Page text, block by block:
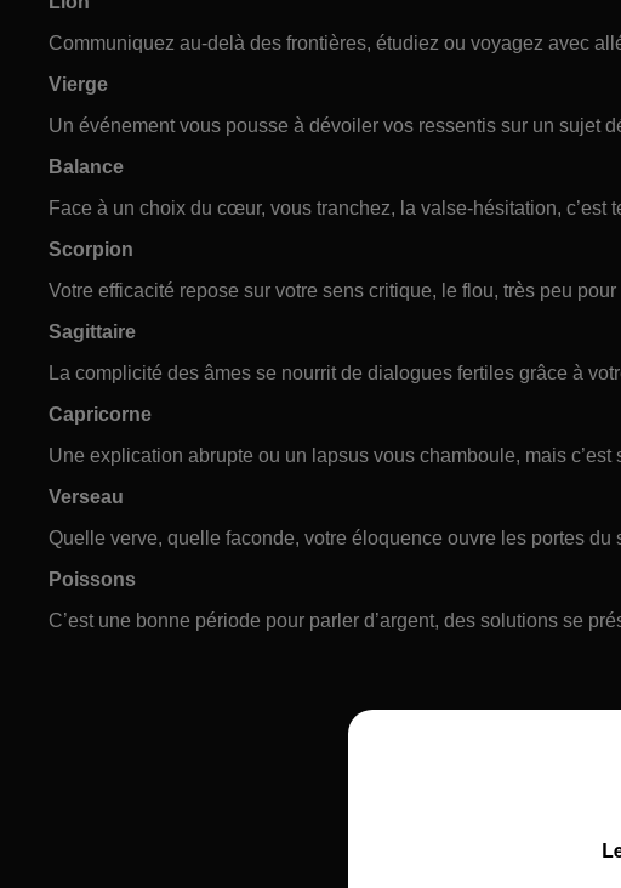
Communiquez au-delà des frontières, étudiez ou voyagez avec
Vierge
Un événement vous pousse à dévoiler vos ressentis sur un sujet
Balance
Face à un choix du cœur, vous tranchez, la valse-hésitation, c’est
Scorpion
Votre efficacité repose sur votre sens critique, le flou, très peu pour
Sagittaire
La complicité des âmes se nourrit de dialogues fertiles grâce à
Capricorne
Une explication abrupte ou un lapsus vous chamboule, mais c’est
Verseau
Quelle verve, quelle faconde, votre éloquence ouvre les portes du
Poissons
C’est une bonne période pour parler d’argent, des solutions se